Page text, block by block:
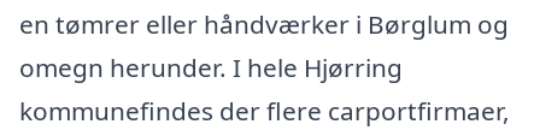
en tømrer eller håndværker i Børglum og
omegn herunder. I hele Hjørring
kommunefindes der flere carportfirmaer,